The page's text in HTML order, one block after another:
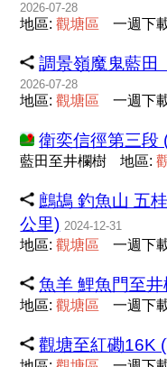
2026-07-28
地區:觀塘區 一週下
調景嶺魔鬼藍田
2026-07-28
地區:觀塘區 一週下
衛奕信徑第三段
藍田至井欄樹 地區:
鷓鴣 釣魚山 五
公里) 2024-12-31
地區:觀塘區 一週下
魚羊 鯉魚門至
地區:觀塘區 一週下
觀塘至紅磡16K